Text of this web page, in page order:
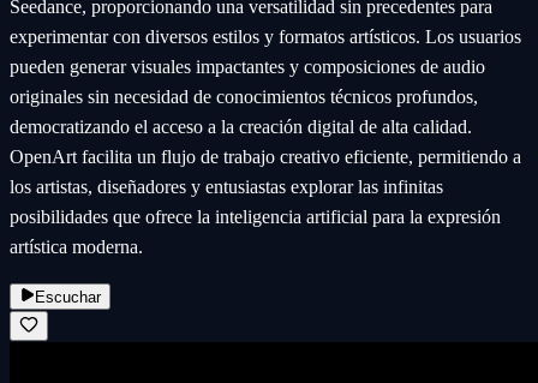
Seedance, proporcionando una versatilidad sin precedentes para
experimentar con diversos estilos y formatos artísticos. Los usuarios
pueden generar visuales impactantes y composiciones de audio
originales sin necesidad de conocimientos técnicos profundos,
democratizando el acceso a la creación digital de alta calidad.
OpenArt facilita un flujo de trabajo creativo eficiente, permitiendo a
los artistas, diseñadores y entusiastas explorar las infinitas
posibilidades que ofrece la inteligencia artificial para la expresión
artística moderna.
Escuchar